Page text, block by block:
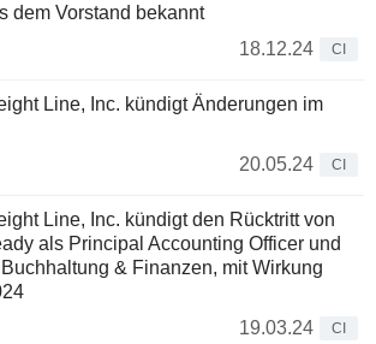
dem Vorstand bekannt
18.12.24
CI
Line, Inc. kündigt Änderungen im
20.05.24
CI
Line, Inc. kündigt den Rücktritt von
als Principal Accounting Officer und
& Finanzen, mit Wirkung
19.03.24
CI